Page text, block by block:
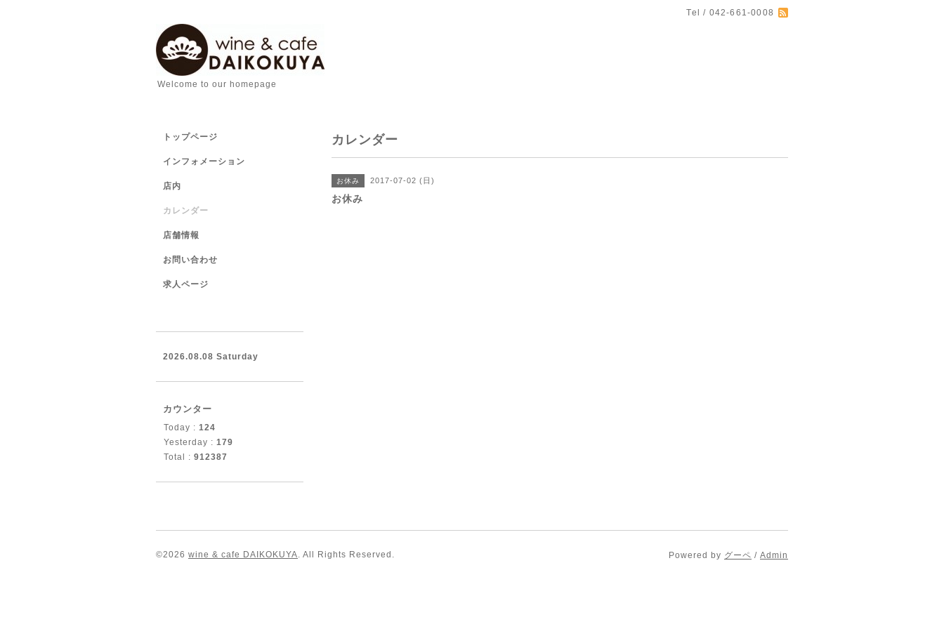
Tel / 042-661-0008
Welcome to our homepage
カレンダー
お休み 2017-07-02 (日)
お休み
トップページ
インフォメーション
店内
カレンダー
店舗情報
お問い合わせ
求人ページ
2026.08.08 Saturday
カウンター
Today : 124
Yesterday : 179
Total : 912387
©2026 wine & cafe DAIKOKUYA. All Rights Reserved. Powered by グーペ / Admin